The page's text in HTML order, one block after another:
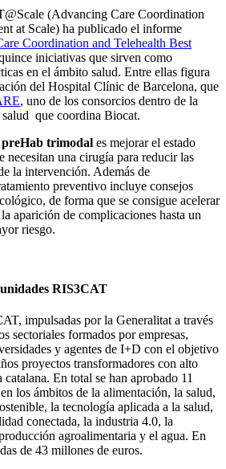
(Advancing Care Coordination
at Scale) ha publicado el informe
Coordination and Telehealth Best
iniciativas que sirven como
en el ámbito salud. Entre ellas figura
del Hospital Clínic de Barcelona, que
, uno de los consorcios dentro de la
que coordina Biocat.
preHab trimodal es mejorar el estado
necesitan una cirugía para reducir las
la intervención. Además de
preventivo incluye consejos
de forma que se consigue acelerar
aparición de complicaciones hasta un
riesgo.
RIS3CAT
impulsadas por la Generalitat a través
sectoriales formados por empresas,
y agentes de I+D con el objetivo
proyectos transformadores con alto
En total se han aprobado 11
los ámbitos de la alimentación, la salud,
la tecnología aplicada a la salud,
conectada, la industria 4.0, la
agroalimentaria y el agua. En
de 43 millones de euros.